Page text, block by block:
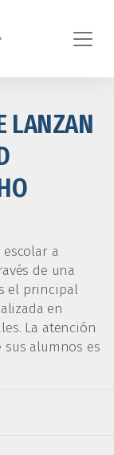
LANZAN
a
de una
el principal
en
La atención
alumnos es